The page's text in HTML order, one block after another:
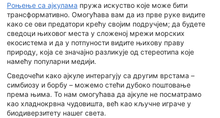
Роњење са ајкулама пружа искуство које може бити
трансформативно. Омогућава вам да из прве руке видите
како се ови предатори крећу својим подручјем; да будете
сведоци њиховог места у сложеној мрежи морских
екосистема и да у потпуности видите њихову праву
природу, која се значајно разликује од стереотипа које
намећу популарни медији.
Сведочећи како ајкуле интерагују са другим врстама –
симбиозу и борбу – можемо стећи дубоко поштовање
према њима. То нам омогућава да ајкуле не посматрамо
као хладнокрвна чудовишта, већ као кључне играче у
биодиверзитету нашег света.